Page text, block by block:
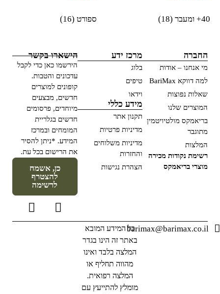
40+ ומעבר (18) ספורט(16)
החברה
מי אנחנו – אודות
למה דווקא BariMax
שאלות נפוצות
המוצרים שלנו
בריאמקס מולטיויטמין
מתוגבר
המלצות
רשימת נקודות מכירה
מוצרי בריאמקס
מרכז ידע
בלוג
טיפים
וידאו
מידע כללי
תקנון אתר
מדיניות פרטיות
מדיניות משלוחים
והחזרות
הצהרת נגישות
הישארו בקשר
הירשמו כאן כדי לקבל
עדכונים והטבות.
קופונים למוצרים
חדשים, מבצעים
מיוחדים, פרסומים
חדשים בגלריית
המומחים ובמרכז
המידע. *ניתן להסיר
את הרישום בכל עת.
כן, אשמח
להצטרף
לרשימה
barimax@barimax.co.ilכל המידע המובא
באתר זה הינו בגדר
המלצה בלבד ואינו
מהווה תחליף או
המלצה רפואית.
מומלץ להתייעץ עם